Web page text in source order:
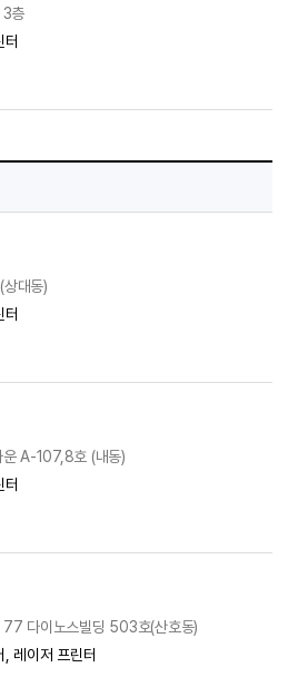
3층
대동)
운 A-107,8호 (내동)
77 다이노스빌딩 503호(산호동)
레이저 프린터